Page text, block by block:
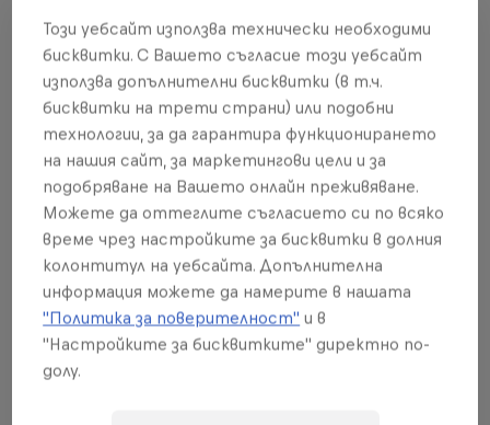
Sean Garnier's Global Ballers Tour
Този уебсайт използва технически необходими
бисквитки. С Вашето съгласие този уебсайт
използва допълнителни бисквитки (в т.ч.
бисквитки на трети страни) или подобни
технологии, за да гарантира функционирането
на нашия сайт, за маркетингови цели и за
подобряване на Вашето онлайн преживяване.
Можете да оттеглите съгласието си по всяко
време чрез настройките за бисквитки в долния
колонтитул на уебсайта. Допълнителна
информация можете да намерите в нашата
"Политика за поверителност" и в
"Настройките за бисквитките" директно по-
долу.